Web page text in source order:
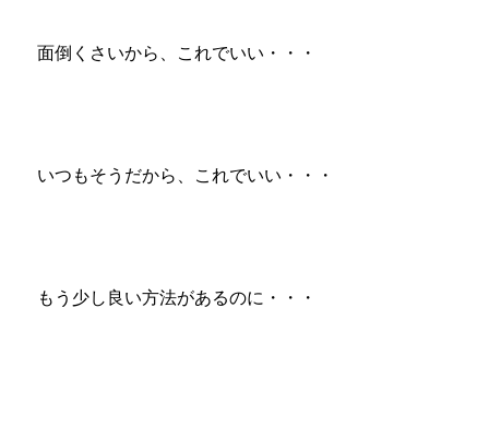
面倒くさいから、これでいい・・・
いつもそうだから、これでいい・・・
もう少し良い方法があるのに・・・